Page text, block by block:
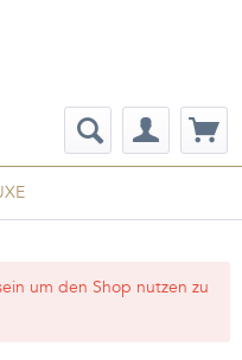
um den Shop nutzen zu